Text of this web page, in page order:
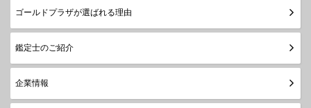
ゴールドプラザが選ばれる理由
鑑定士のご紹介
企業情報